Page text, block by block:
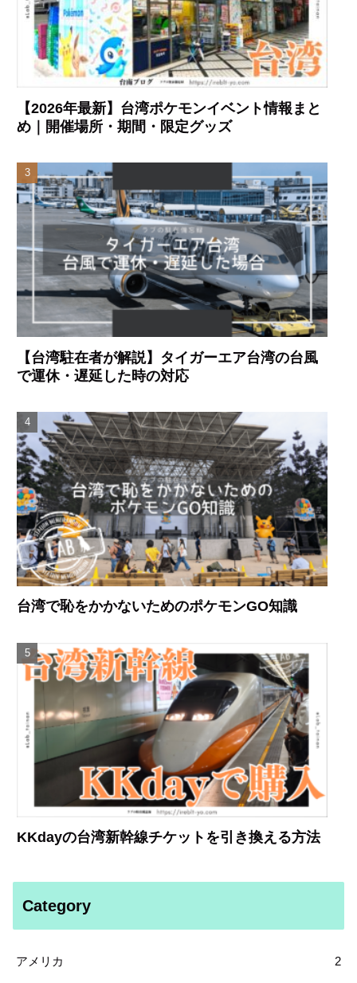
【2026年最新】台湾ポケモンイベント情報まと
め｜開催場所・期間・限定グッズ
【台湾駐在者が解説】タイガーエア台湾の台風
で運休・遅延した時の対応
台湾で恥をかかないためのポケモンGO知識
KKdayの台湾新幹線チケットを引き換える方法
Category
アメリカ 2